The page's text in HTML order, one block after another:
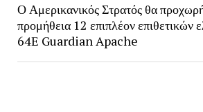
Ο Αμερικανικός Στρατός θα
προμήθεια 12 επιπλέον επιθετικών
64E Guardian Apache